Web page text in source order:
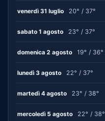
venerdì 31 luglio 20° / 37°
sabato 1 agosto 23° / 37°
domenica 2 agosto 19° / 36°
lunedì 3 agosto 22° / 37°
martedì 4 agosto 23° / 38°
mercoledì 5 agosto 22° / 38°